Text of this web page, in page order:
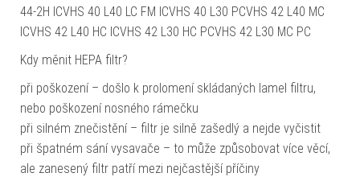
44-2H ICVHS 40 L40 LC FM ICVHS 40 L30 PCVHS 42 L40 MC
ICVHS 42 L40 HC ICVHS 42 L30 HC PCVHS 42 L30 MC PC
Kdy měnit HEPA filtr?
při poškození – došlo k prolomení skládaných lamel filtru,
nebo poškození nosného rámečku
při silném znečistění – filtr je silně zašedlý a nejde vyčistit
při špatném sání vysavače – to může způsobovat více věcí,
ale zanesený filtr patří mezi nejčastější příčiny